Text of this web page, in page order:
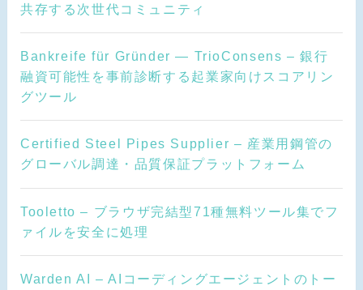
共存する次世代コミュニティ
Bankreife für Gründer — TrioConsens – 銀行
融資可能性を事前診断する起業家向けスコアリン
グツール
Certified Steel Pipes Supplier – 産業用鋼管の
グローバル調達・品質保証プラットフォーム
Tooletto – ブラウザ完結型71種無料ツール集でフ
ァイルを安全に処理
Warden AI – AIコーディングエージェントのトー